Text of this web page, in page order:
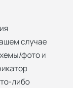
случае
фото и
либо